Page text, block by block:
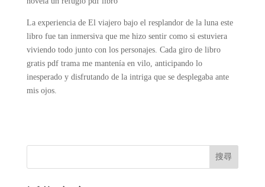
La experiencia de El viajero bajo el resplandor de la luna este
libro fue tan inmersiva que me hizo sentir como si estuviera
viviendo todo junto con los personajes. Cada giro de libro
gratis pdf trama me mantenía en vilo, anticipando lo
inesperado y disfrutando de la intriga que se desplegaba ante
mis ojos.
搜尋